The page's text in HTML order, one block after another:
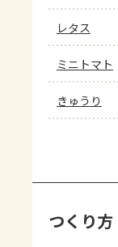
レタス
ミニトマト
きゅうり
つくり方